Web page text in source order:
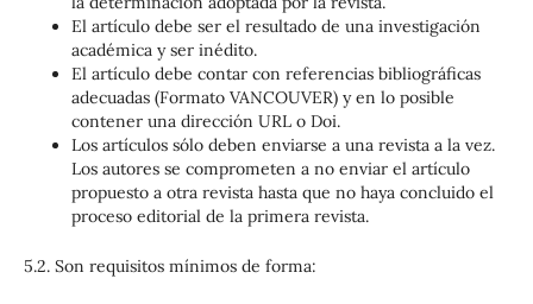
El artículo debe ser el resultado de una investigación
académica y ser inédito.
El artículo debe contar con referencias bibliográficas
adecuadas (Formato VANCOUVER) y en lo posible
contener una dirección URL o Doi.
Los artículos sólo deben enviarse a una revista a la vez.
Los autores se comprometen a no enviar el artículo
propuesto a otra revista hasta que no haya concluido el
proceso editorial de la primera revista.
5.2. Son requisitos mínimos de forma: